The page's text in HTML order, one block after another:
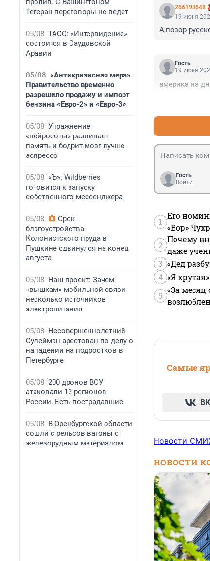
пролив. С Вашингтоном
Тегеран переговоры не ведет
05/08 ТАСС: «Интервидение»
состоится в Саудовской
Аравии
05/08 «Антикризисная мера».
Правительство временно
разрешило продажу и импорт
бензина «Евро-2» и «Евро-3»
05/08 Упражнение
«нейросоты» развивает
память и бодрит мозг лучше
эспрессо
05/08 «Ъ»: Wildberries
готовится к запуску
собственного мессенджера
05/08
Срок
благоустройства
Колонистского пруда в
Пушкине сдвинулся на конец
августа
05/08 Наш проект: Зачем
«вышкам» мобильной связи
несколько источников
электропитания
05/08 Несовершеннолетний
Сулейман арестован по делу о
нападении на подростков в
Петербурге
05/08 200 дронов ВСУ
атаковали 12 регионов
России. Есть пострадавшие
05/08 В Оренбургской области
сошли с рельсов вагоны с
железорудным материалом
266193648
19 июня
А,позор
Гость
19 июня
америка на
Гость
Войти
1
Его
«Вор»
2
Почему
даже
3 «Дед
4 «Я
5
«За месяц
Самые
Новости
НОВОСТИ